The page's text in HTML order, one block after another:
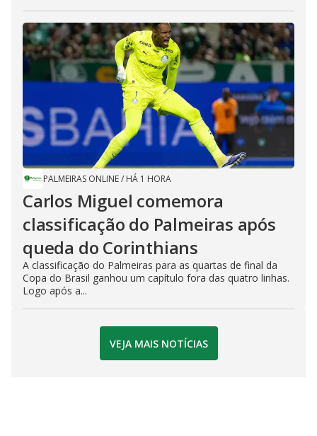
PALMEIRAS ONLINE/ HÁ 1 HORA
Carlos Miguel comemora
classificação do Palmeiras após
queda do Corinthians
A classificação do Palmeiras para as quartas de final da
Copa do Brasil ganhou um capítulo fora das quatro linhas.
Logo após a...
VEJA MAIS NOTÍCIAS